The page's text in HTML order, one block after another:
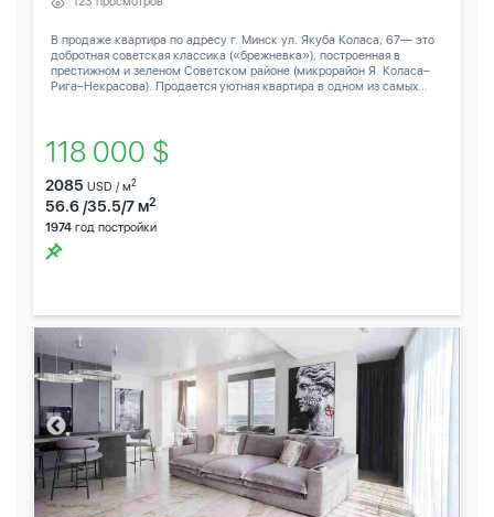
В продаже квартира по адресу г. Минск ул. Якуба Коласа, 67— это
добротная советская классика («брежневка»), построенная в
престижном и зеленом Советском районе (микрорайон Я. Коласа–
Рига–Некрасова). Продается уютная квартира в одном из самых...
118 000 $
2085 USD / м2
56.6 /35.5/7 м2
1974 год постройки